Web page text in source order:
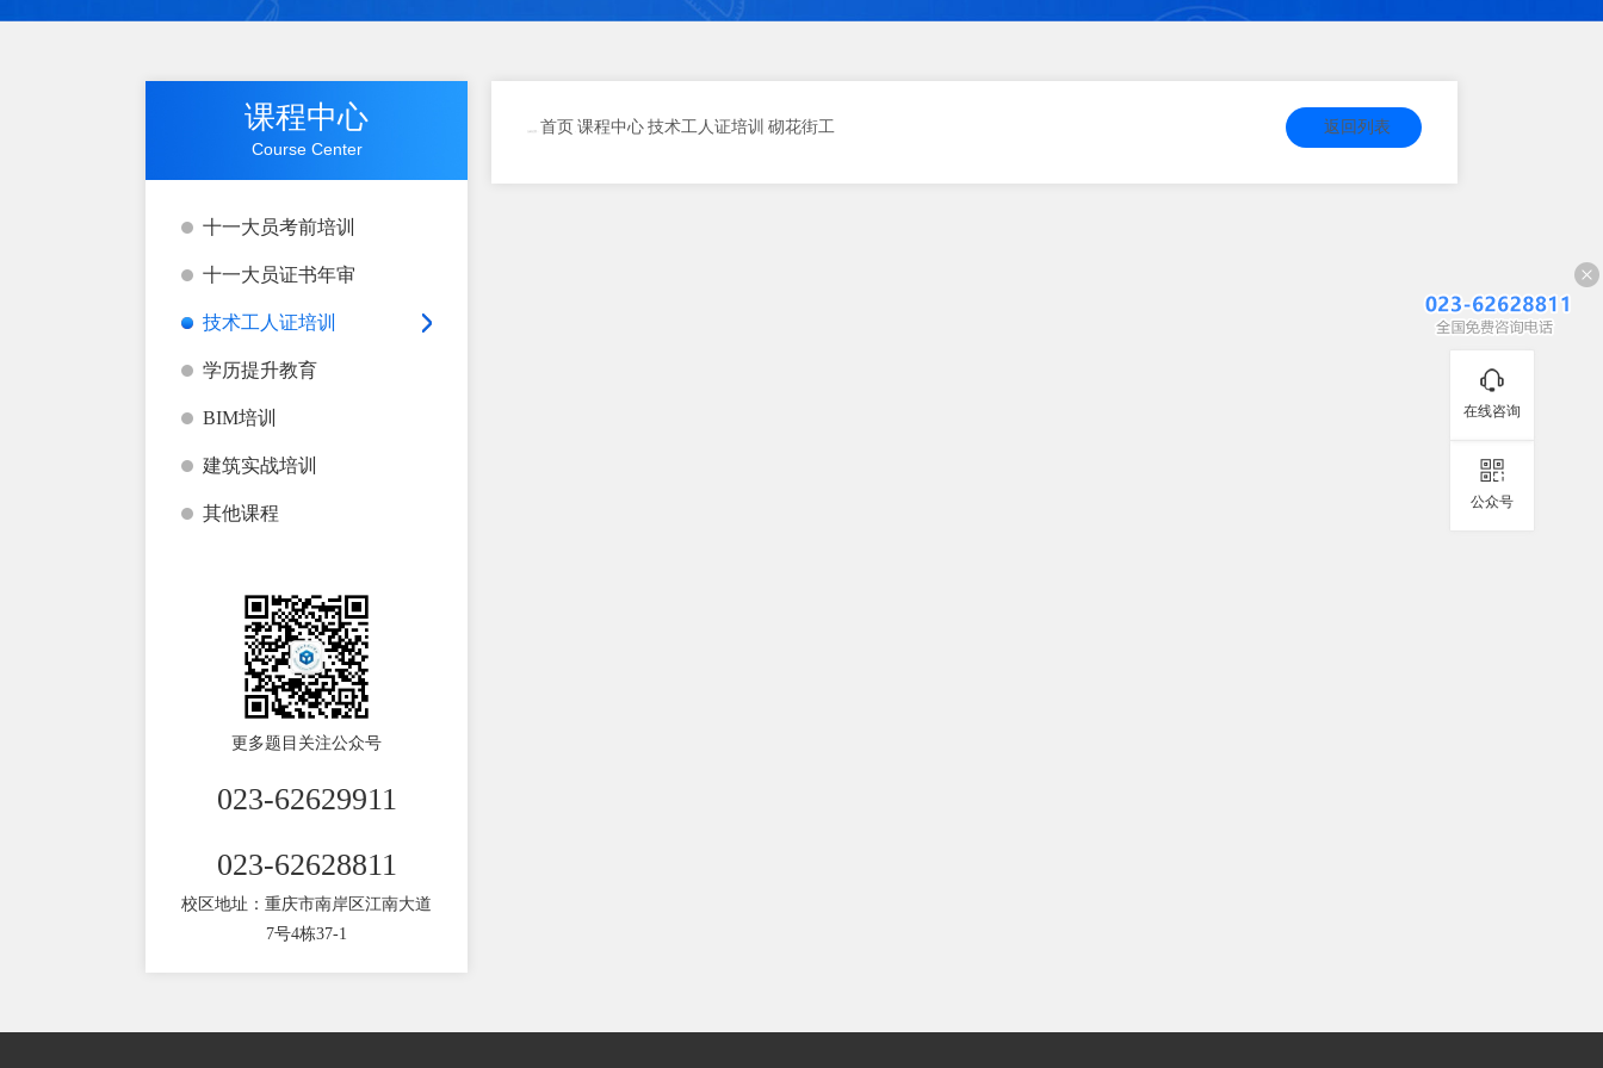
课程中心
Course Center
十一大员考前培训
十一大员证书年审
技术工人证培训
学历提升教育
BIM培训
建筑实战培训
其他课程
更多题目关注公众号
023-62629911
023-62628811
校区地址：重庆市南岸区江南大道
7号4栋37-1
首页 课程中心 技术工人证培训 砌花街工 返回列表
在线咨询
公众号